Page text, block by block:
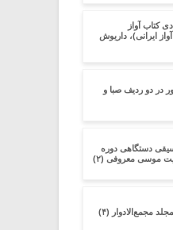
کتاب آواز
ایرانی)، داریوش
در دو ردیف صبا و
دستگاهی دوره
موسی معروفی (۲)
مجمع‌الادوار (۴)